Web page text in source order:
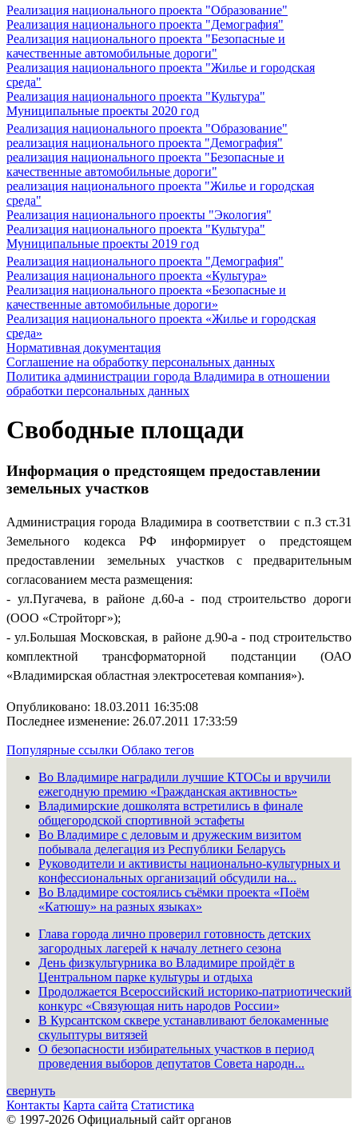
Реализация национального проекта "Образование"
Реализация национального проекта "Демография"
Реализация национального проекта "Безопасные и
качественные автомобильные дороги"
Реализация национального проекта "Жилье и городская
среда"
Реализация национального проекта "Культура"
Муниципальные проекты 2020 год
Реализация национального проекта "Образование"
реализация национального проекта "Демография"
реализация национального проекта "Безопасные и
качественные автомобильные дороги"
реализация национального проекта "Жилье и городская
среда"
Реализация национального проекты "Экология"
Реализация национального проекта "Культура"
Муниципальные проекты 2019 год
Реализация национального проекта "Демография"
Реализация национального проекта «Культура»
Реализация национального проекта «Безопасные и
качественные автомобильные дороги»
Реализация национального проекта «Жилье и городская
среда»
Нормативная документация
Соглашение на обработку персональных данных
Политика администрации города Владимира в отношении
обработки персональных данных
Свободные площади
Информация о предстоящем предоставлении
земельных участков
Администрация города Владимира в соответствии с п.3 ст.31
Земельного кодекса РФ информирует о предстоящем
предоставлении земельных участков с предварительным
согласованием места размещения:
- ул.Пугачева, в районе д.60-а - под строительство дороги
(ООО «Стройторг»);
- ул.Большая Московская, в районе д.90-а - под строительство
комплектной трансформаторной подстанции (ОАО
«Владимирская областная электросетевая компания»).
Опубликовано: 18.03.2011 16:35:08
Последнее изменение: 26.07.2011 17:33:59
Популярные ссылки Облако тегов
Во Владимире наградили лучшие КТОСы и вручили
ежегодную премию «Гражданская активность»
Владимирские дошколята встретились в финале
общегородской спортивной эстафеты
Во Владимире с деловым и дружеским визитом
побывала делегация из Республики Беларусь
Руководители и активисты национально-культурных и
конфессиональных организаций обсудили на...
Во Владимире состоялись съёмки проекта «Поём
«Катюшу» на разных языках»
Глава города лично проверил готовность детских
загородных лагерей к началу летнего сезона
День физкультурника во Владимире пройдёт в
Центральном парке культуры и отдыха
Продолжается Всероссийский историко-патриотический
конкурс «Связующая нить народов России»
В Курсантском сквере устанавливают белокаменные
скульптуры витязей
О безопасности избирательных участков в период
проведения выборов депутатов Совета народн...
свернуть
Контакты Карта сайта Статистика
© 1997-2026 Официальный сайт органов